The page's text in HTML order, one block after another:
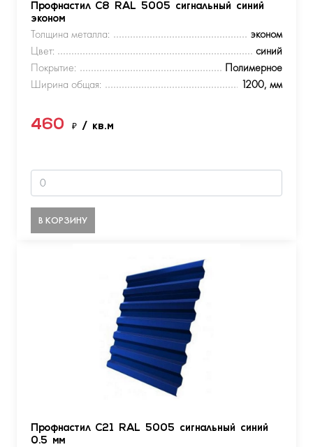
Профнастил С8 RAL 5005 сигнальный синий
эконом
Толщина металла:
эконом
Цвет:
синий
Покрытие:
Полимерное
Ширина общая:
1200, мм
460 ₽ / кв.м
В КОРЗИНУ
Профнастил С21 RAL 5005 сигнальный синий
0.5 мм